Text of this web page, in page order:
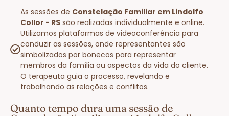
As sessões de Constelação Familiar em Lindolfo
Collor - RS são realizadas individualmente e online.
Utilizamos plataformas de videoconferência para
conduzir as sessões, onde representantes são
simbolizados por bonecos para representar
membros da família ou aspectos da vida do cliente.
O terapeuta guia o processo, revelando e
trabalhando as relações e conflitos.
Quanto tempo dura uma sessão de